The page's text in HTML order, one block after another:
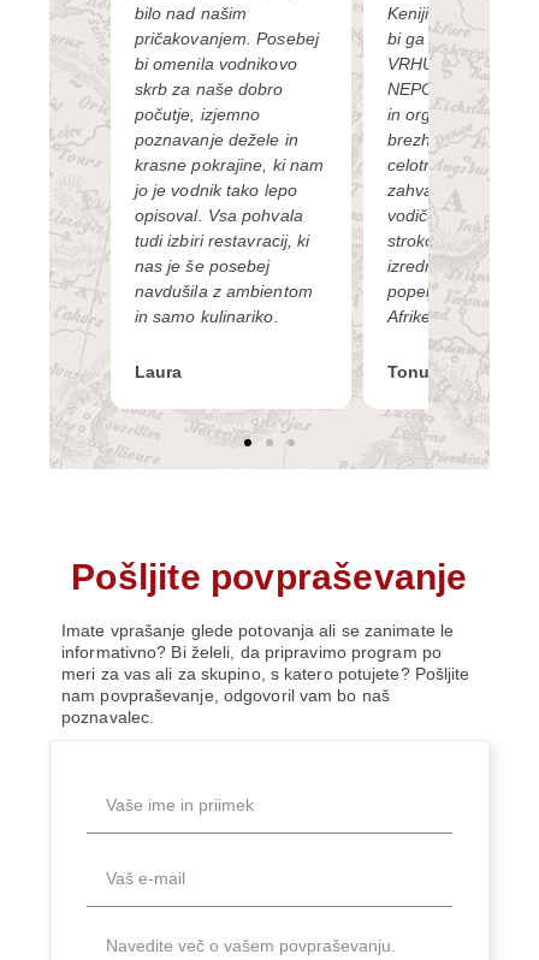
in
bilo nad našim
pričakovanjem. Posebej
bi omenila vodnikovo
skrb za naše dobro
počutje, izjemno
poznavanje dežele in
krasne pokrajine, ki nam
jo je vodnik tako lepo
opisoval. Vsa pohvala
tudi izbiri restavracij, ki
nas je še posebej
navdušila z ambientom
in samo kulinariko.
Laura
Keniji in Tanzaniji.
bi ga v dve besedi
VRHUNSKO in
NEPOZABNO.
in organizacija
brezhibna. V imenu
celotne skupine se
zahvaljujem
vodiču, ki nas je z
strokovnim
izrednim čutom do
popeljal v
Afrike.
Tonuška
Pošljite povpraševanje
Imate vprašanje glede potovanja ali se zanimate le
informativno? Bi želeli, da pripravimo program po
meri za vas ali za skupino, s katero potujete? Pošljite
nam povpraševanje, odgovoril vam bo naš
poznavalec.